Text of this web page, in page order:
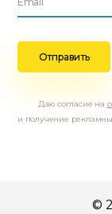
Даю согласие на
и получение
©